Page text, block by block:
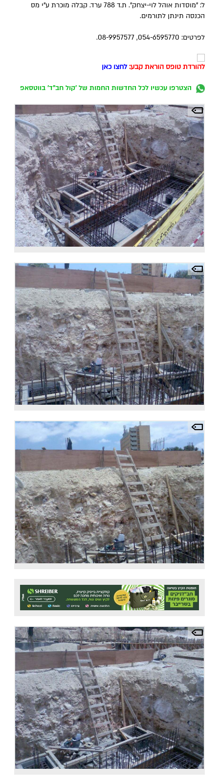
ל: "מוסדות אוהל לוי-יצחק". ת.ד 788 ערד. קבלה מוכרת ע"י מס
הכנסה תינתן לתורמים.
לפרטים: 054-6595770, 08-9957577.
להורדת טופס הוראת קבע:לחצו כאן
הצטרפו עכשיו לכל החדשות החמות של 'קול חב"ד' בווטסאפ